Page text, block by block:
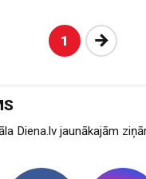
1
Diena.lv jaunākajām